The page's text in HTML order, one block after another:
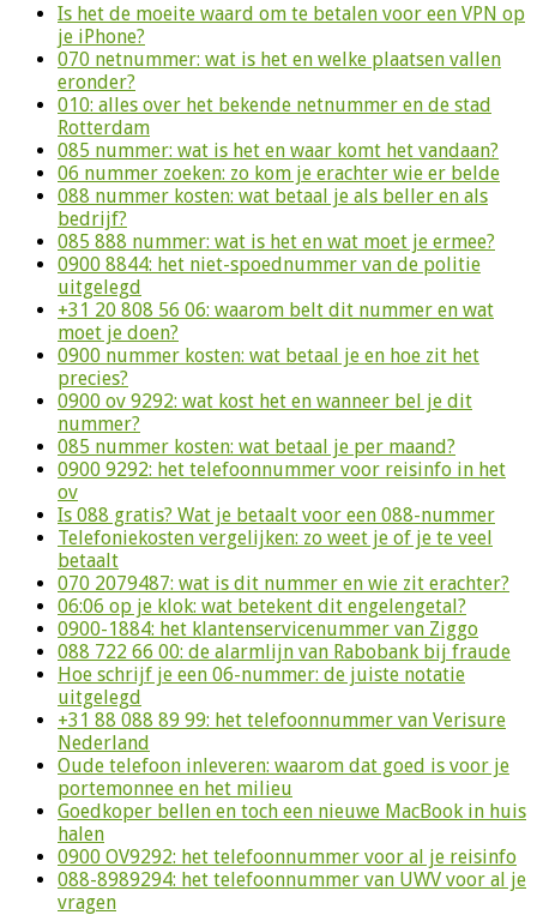
Is het de moeite waard om te betalen voor een VPN op
je iPhone?
070 netnummer: wat is het en welke plaatsen vallen
eronder?
010: alles over het bekende netnummer en de stad
Rotterdam
085 nummer: wat is het en waar komt het vandaan?
06 nummer zoeken: zo kom je erachter wie er belde
088 nummer kosten: wat betaal je als beller en als
bedrijf?
085 888 nummer: wat is het en wat moet je ermee?
0900 8844: het niet-spoednummer van de politie
uitgelegd
+31 20 808 56 06: waarom belt dit nummer en wat
moet je doen?
0900 nummer kosten: wat betaal je en hoe zit het
precies?
0900 ov 9292: wat kost het en wanneer bel je dit
nummer?
085 nummer kosten: wat betaal je per maand?
0900 9292: het telefoonnummer voor reisinfo in het
ov
Is 088 gratis? Wat je betaalt voor een 088-nummer
Telefoniekosten vergelijken: zo weet je of je te veel
betaalt
070 2079487: wat is dit nummer en wie zit erachter?
06:06 op je klok: wat betekent dit engelengetal?
0900-1884: het klantenservicenummer van Ziggo
088 722 66 00: de alarmlijn van Rabobank bij fraude
Hoe schrijf je een 06-nummer: de juiste notatie
uitgelegd
+31 88 088 89 99: het telefoonnummer van Verisure
Nederland
Oude telefoon inleveren: waarom dat goed is voor je
portemonnee en het milieu
Goedkoper bellen en toch een nieuwe MacBook in huis
halen
0900 OV9292: het telefoonnummer voor al je reisinfo
088-8989294: het telefoonnummer van UWV voor al je
vragen